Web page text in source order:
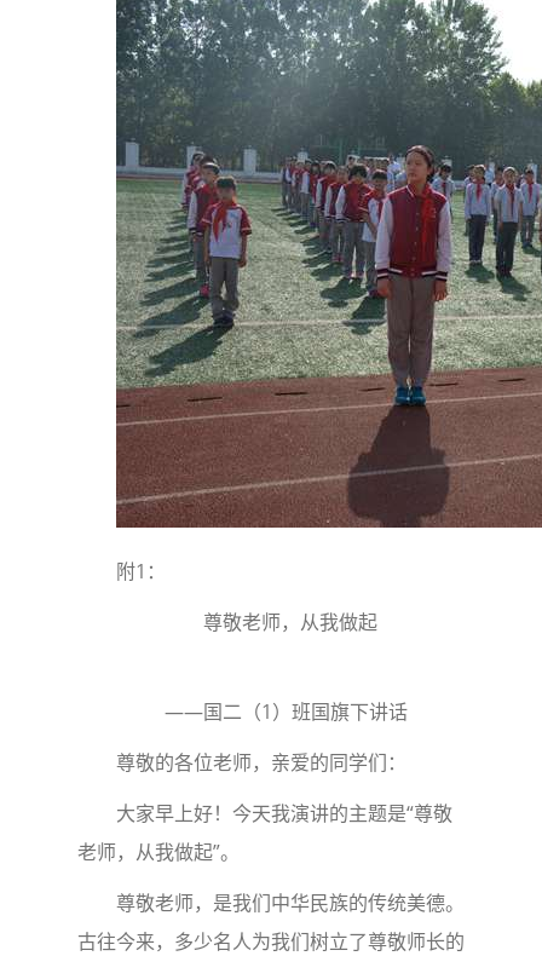
附1：
尊敬老师，从我做起
——国二（1）班国旗下讲话
尊敬的各位老师，亲爱的同学们：
大家早上好！今天我演讲的主题是“尊敬
老师，从我做起”。
尊敬老师，是我们中华民族的传统美德。
古往今来，多少名人为我们树立了尊敬师长的